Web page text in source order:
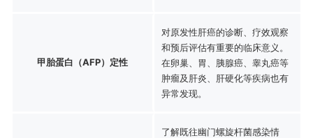
甲胎蛋白（AFP）定性
对原发性肝癌的诊断、疗效观察
和预后评估有重要的临床意义。
在卵巢、胃、胰腺癌、睾丸癌等
肿瘤及肝炎、肝硬化等疾病也有
异常发现。
了解既往幽门螺旋杆菌感染情